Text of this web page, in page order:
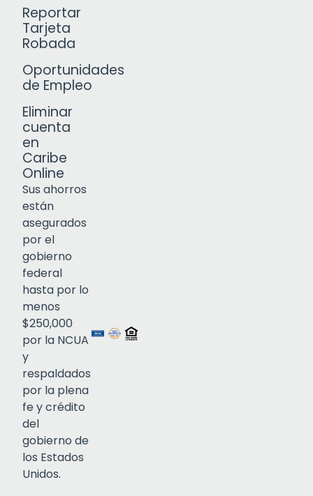
Reportar
Tarjeta
Robada
Oportunidades
de Empleo
Eliminar
cuenta
en
Caribe
Online
Sus ahorros
están
asegurados
por el
gobierno
federal
hasta por lo
menos
$250,000
por la NCUA
y
respaldados
por la plena
fe y crédito
del
gobierno de
los Estados
Unidos.